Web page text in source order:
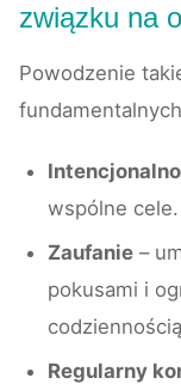
związku na
Powodzenie
wspólne cele.
Zaufanie –
pokusami i
Regularny